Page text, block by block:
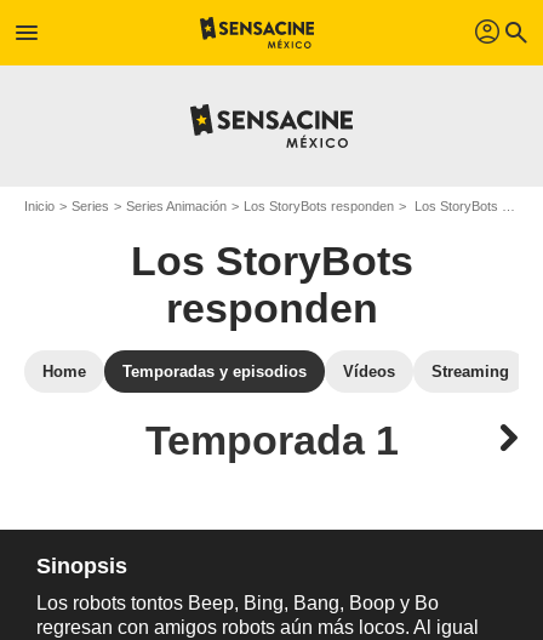
menu profil search
Inicio Series Series Animación Los StoryBots responden Los StoryBots responden: episodios de la temporada 1
Los StoryBots
responden
Home Temporadas y episodios Vídeos Streaming
Temporada 1
Sinopsis
Los robots tontos Beep, Bing, Bang, Boop y Bo
regresan con amigos robots aún más locos. Al igual